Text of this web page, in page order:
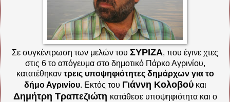
Σε συγκέντρωση των μελών του ΣΥΡΙΖΑ, που έγινε χτες
στις 6 το απόγευμα στο δημοτικό Πάρκο Αγρινίου,
κατατέθηκαν τρεις υποψηφιότητες δημάρχων για το
δήμο Αγρινίου. Εκτός του Γιάννη Κολοβούκαι
Δημήτρη Τραπεζιώτη κατάθεσε υποψηφιότητα και ο